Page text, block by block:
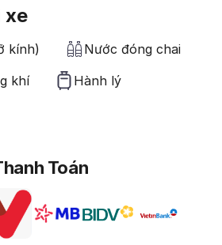
xe
kính)
Nước đóng chai
khí
Hành lý
Toán